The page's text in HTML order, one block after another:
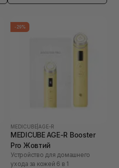
-29%
MEDICUBE AGE-R
MEDICUBE AGE-R Booster
Pro Жовтий
Устройство для домашнего
ухода за кожей 6 в 1